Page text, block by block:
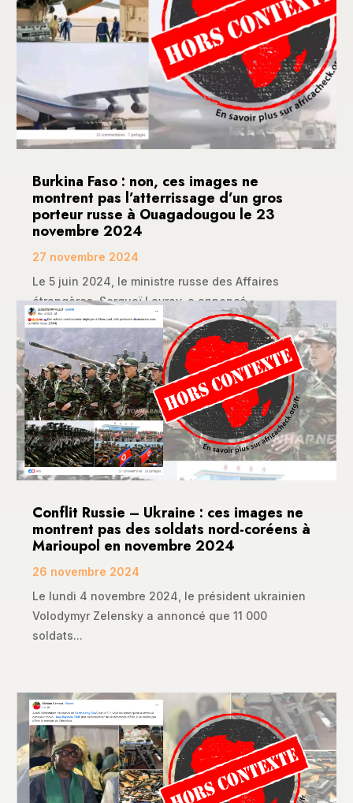
Burkina Faso : non, ces images ne
montrent pas l’atterrissage d’un gros
porteur russe à Ouagadougou le 23
novembre 2024
27 novembre 2024
Le 5 juin 2024, le ministre russe des Affaires
étrangères, Sergueï Lavrov, a annoncé...
Conflit Russie – Ukraine : ces images ne
montrent pas des soldats nord-coréens à
Marioupol en novembre 2024
26 novembre 2024
Le lundi 4 novembre 2024, le président ukrainien
Volodymyr Zelensky a annoncé que 11 000
soldats...